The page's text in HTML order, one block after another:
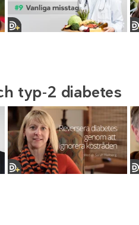
typ-2 diabetes